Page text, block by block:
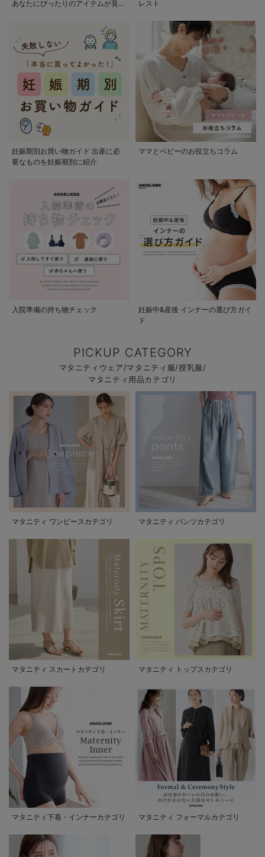
あなたにぴったりのアイテムが見つ
レスト
妊娠期別お買い物ガイド 出産に必
要なものを妊娠期別に紹介
ママとベビーのお役立ちコラム
入院準備の持ち物チェック
妊娠中&産後 インナーの選び方ガイ
ド
PICKUP CATEGORY
マタニティウェア/マタニティ服/授乳服/
マタニティ用品カテゴリ
マタニティ ワンピースカテゴリ マタニティ パンツカテゴリ
マタニティ スカートカテゴリ マタニティ トップスカテゴリ
マタニティ下着・インナーカテゴリ マタニティ フォーマルカテゴリ